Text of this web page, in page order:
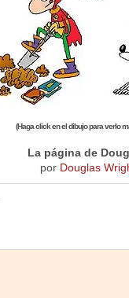
(Haga click en el dibujo para verlo
La página de
por Douglas